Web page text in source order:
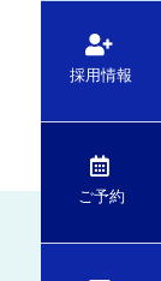
採用情報
ご予約